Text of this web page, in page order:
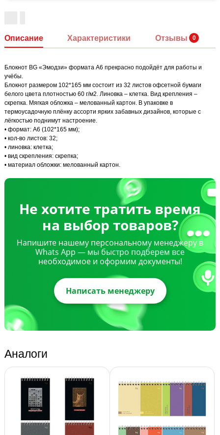
Описание Характеристики Отзывы
Блокнот BG «Эмодзи» формата А6 прекрасно подойдёт для работы и
учёбы.
Блокнот размером 102*165 мм состоит из 32 листов офсетной бумаги
белого цвета плотностью 60 г/м2. Линовка – клетка. Вид крепления –
скрепка. Мягкая обложка – мелованный картон. В упаковке в
термоусадочную плёнку ассорти ярких забавных дизайнов, которые с
лёгкостью поднимут настроение.
• формат: А6 (102*165 мм);
• кол-во листов: 32;
• линовка: клетка;
• вид скрепления: скрепка;
• материал обложки: мелованный картон.
Не хотите тратить время
на выбор товаров?
Напишите нашему персональному менеджеру в
Whats App — мы быстро подберем все
необходимое и оформим документы!
Написать менеджеру
Аналоги